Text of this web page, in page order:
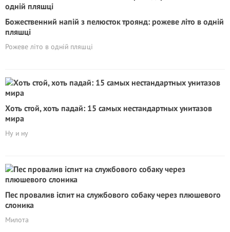
Божественний напій з пелюсток троянд: рожеве літо в одній
пляшці
Рожеве літо в одній пляшці
Хоть стой, хоть падай: 15 самых нестандартных унитазов
мира
Ну и ну
Пес провалив іспит на службового собаку через плюшевого
слоника
Милота